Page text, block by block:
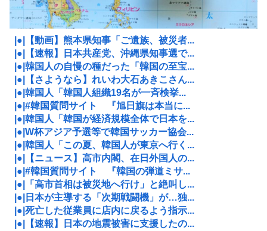
|●|【動画】熊本県知事「ご遺族、被災者...
|●|【速報】日本共産党、沖縄県知事選で...
|●|韓国人の自慢の種だった「韓国の至宝...
|●|【さようなら】れいわ大石あきこさん...
|●|韓国人「韓国人組織19名が一斉検挙...
|●|#韓国質問サイト 『旭日旗は本当に...
|●|韓国人「韓国が経済規模全体で日本を...
|●|W杯アジア予選等で韓国サッカー協会...
|●|韓国人「この夏、韓国人が東京へ行く...
|●|【ニュース】高市内閣、在日外国人の...
|●|#韓国質問サイト 『韓国の弾道ミサ...
|●|「高市首相は被災地へ行け」と絶叫し...
|●|日本が主導する「次期戦闘機」が…独...
|●|死亡した従業員に店内に戻るよう指示...
|●|【速報】日本の地震被害に支援したの...